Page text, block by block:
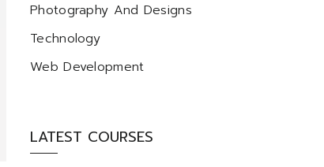
Photography And Designs
Technology
Web Development
LATEST COURSES